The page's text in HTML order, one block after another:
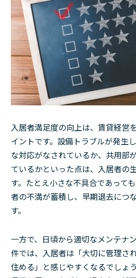
入居者満足度の向上は、賃貸経営
イントです。設備トラブルが発生
な対応がなされているか、共用部
ているかといった点は、入居者の
す。たとえ小さな不具合であって
者の不満が蓄積し、早期退去につ
す。
一方で、日頃から適切なメンテナ
件では、入居者は「大切に管理さ
住める」と感じやすくなるでしょ